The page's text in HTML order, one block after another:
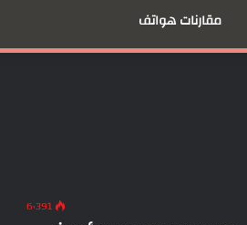
مقارنات هواتف
6٬391